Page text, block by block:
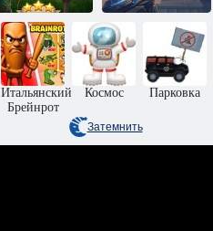
Меткий
выстрел
Стикмен-
лучник: Охота
на гигантов
Итальянский
Брейнрот
Космос Парковка
Затемнить